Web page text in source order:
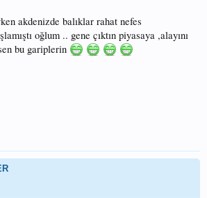
akdenizde balıklar rahat nefes
oğlum .. gene çıktın piyasaya ,alayını
bu gariplerin